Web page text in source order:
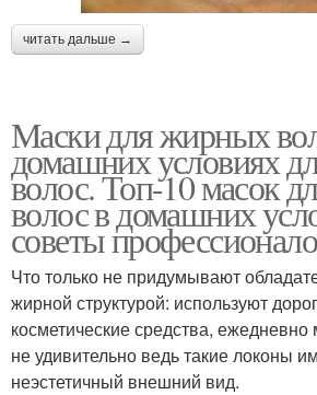
читать дальше →
Маски для жирных
домашних условиях
волос. Топ-10 масок
волос в домашних
советы
Что только не придумывают
жирной структурой: используют
косметические средства, ежедневно
не удивительно ведь такие локоны
неэстетичный внешний вид.